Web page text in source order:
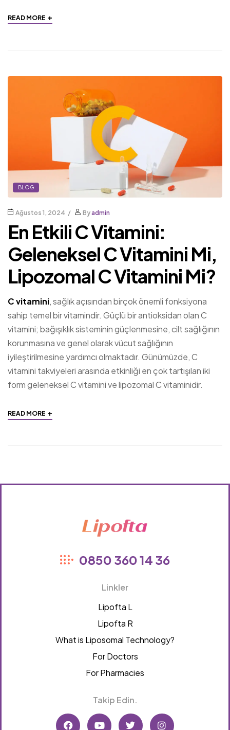
READ MORE +
BLOG
Ağustos 1, 2024 Byadmin
En Etkili C Vitamini:
Geleneksel C Vitamini Mi,
Lipozomal C Vitamini Mi?
C vitamini, sağlık açısından birçok önemli fonksiyona
sahip temel bir vitamindir. Güçlü bir antioksidan olan C
vitamini; bağışıklık sisteminin güçlenmesine, cilt sağlığının
korunmasına ve genel olarak vücut sağlığının
iyileştirilmesine yardımcı olmaktadır. Günümüzde, C
vitamini takviyeleri arasında etkinliği en çok tartışılan iki
form geleneksel C vitamini ve lipozomal C vitaminidir.
READ MORE +
0850 360 14 36
Linkler
Lipofta L
Lipofta R
What is Liposomal Technology?
For Doctors
For Pharmacies
Takip Edin.